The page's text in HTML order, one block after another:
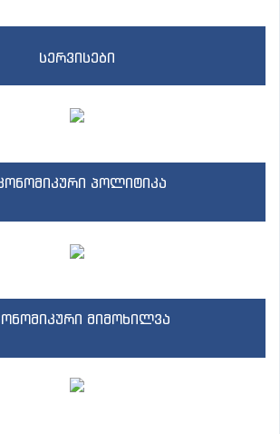
სერვისები
პოლიტიკა
მიმოხილვა